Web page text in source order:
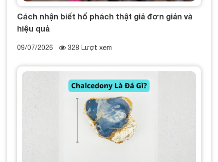
Cách nhận biết hổ phách thật giả đơn giản và
hiệu quả
09/07/2026 328 Lượt xem